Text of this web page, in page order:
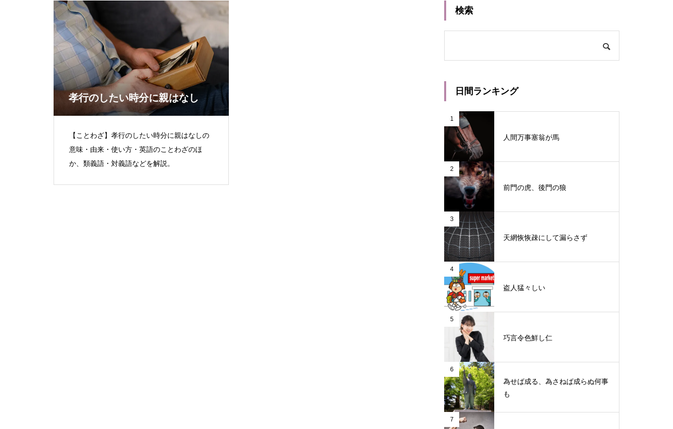
孝行のしたい時分に親はなし
【ことわざ】孝行のしたい時分に親はなしの
意味・由来・使い方・英語のことわざのほ
か、類義語・対義語などを解説。
検索
日間ランキング
1
人間万事塞翁が馬
2
前門の虎、後門の狼
3
天網恢恢疎にして漏らさず
4
盗人猛々しい
5
巧言令色鮮し仁
6
為せば成る、為さねば成らぬ何事
も
7